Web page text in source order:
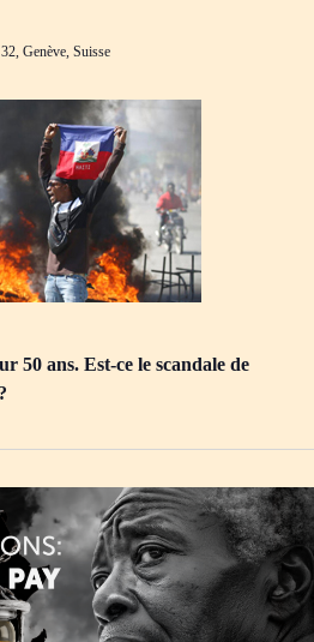
Genève, Suisse
50 ans. Est-ce le scandale de